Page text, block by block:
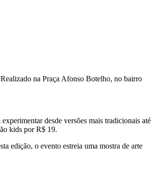
na Praça Afonso Botelho, no bairro
desde versões mais tradicionais até
kids por R$ 19.
edição, o evento estreia uma mostra de arte